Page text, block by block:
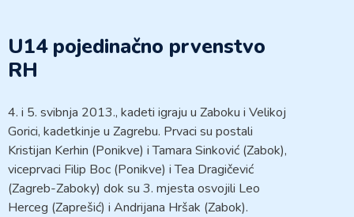
U14 pojedinačno prvenstvo
RH
4. i 5. svibnja 2013., kadeti igraju u Zaboku i Velikoj
Gorici, kadetkinje u Zagrebu. Prvaci su postali
Kristijan Kerhin (Ponikve) i Tamara Sinković (Zabok),
viceprvaci Filip Boc (Ponikve) i Tea Dragičević
(Zagreb-Zaboky) dok su 3. mjesta osvojili Leo
Herceg (Zaprešić) i Andrijana Hršak (Zabok).